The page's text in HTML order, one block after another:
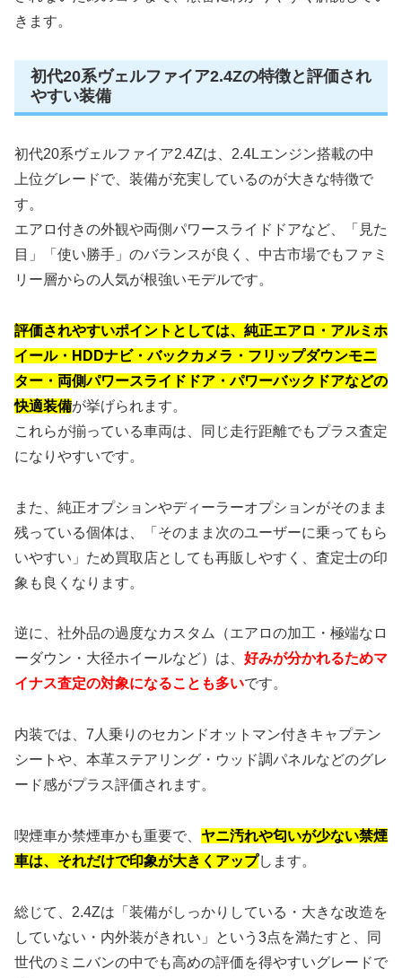
きます。
初代20系ヴェルファイア2.4Zの特徴と評価され
やすい装備
初代20系ヴェルファイア2.4Zは、2.4Lエンジン搭載の中
上位グレードで、装備が充実しているのが大きな特徴で
す。
エアロ付きの外観や両側パワースライドドアなど、「見た
目」「使い勝手」のバランスが良く、中古市場でもファミ
リー層からの人気が根強いモデルです。
評価されやすいポイントとしては、純正エアロ・アルミホ
イール・HDDナビ・バックカメラ・フリップダウンモニ
ター・両側パワースライドドア・パワーバックドアなどの
快適装備が挙げられます。
これらが揃っている車両は、同じ走行距離でもプラス査定
になりやすいです。
また、純正オプションやディーラーオプションがそのまま
残っている個体は、「そのまま次のユーザーに乗ってもら
いやすい」ため買取店としても再販しやすく、査定士の印
象も良くなります。
逆に、社外品の過度なカスタム（エアロの加工・極端なロ
ーダウン・大径ホイールなど）は、 好みが分かれるためマ
イナス査定の対象になることも多いです。
内装では、7人乗りのセカンドオットマン付きキャプテン
シートや、本革ステアリング・ウッド調パネルなどのグレ
ード感がプラス評価されます。
喫煙車か禁煙車かも重要で、 ヤニ汚れや匂いが少ない禁煙
車は、それだけで印象が大きくアップします。
総じて、2.4Zは「装備がしっかりしている・大きな改造を
していない・内外装がきれい」という3点を満たすと、同
世代のミニバンの中でも高めの評価を得やすいグレードで